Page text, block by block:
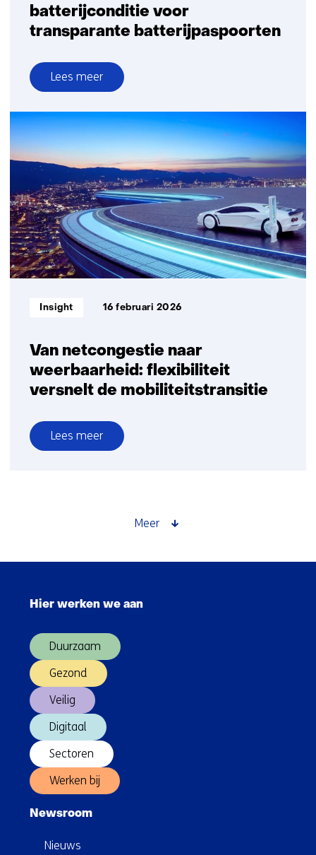
batterijconditie voor
transparante batterijpaspoorten
Lees meer
over
Betrouwbare
monitoring
van
de
batterijconditie
voor
transparante
batterijpaspoorten
Van netcongestie naar
weerbaarheid: flexibiliteit
versnelt de mobiliteitstransitie
Informatietype:
Insight 16 februari 2026
Lees meer
over
Meer
Hier werken we aan
Duurzaam
Gezond
Veilig
Digitaal
Sectoren
Werken bij
Newsroom
Nieuws